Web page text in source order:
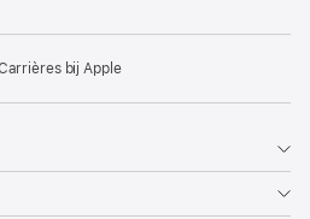
bij Apple